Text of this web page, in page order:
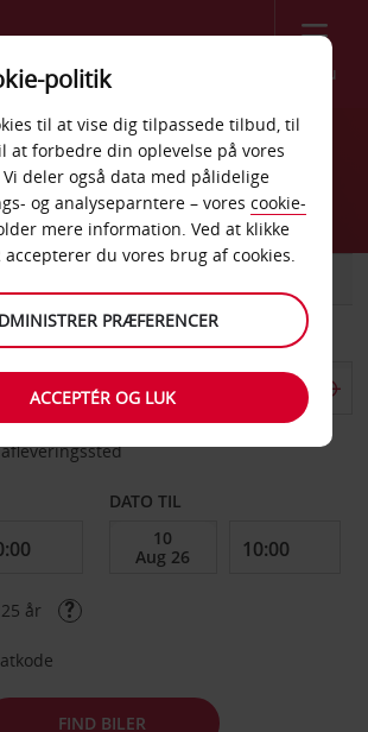
Menu
DATO TIL
år
FIND BILER
politik
til at vise dig tilpassede tilbud, til
at forbedre din oplevelse på vores
deler også data med pålidelige
og analyseparntere – vores cookie-
mere information. Ved at klikke
accepterer du vores brug af cookies.
PRÆFERENCER
ACCEPTÉR OG LUK